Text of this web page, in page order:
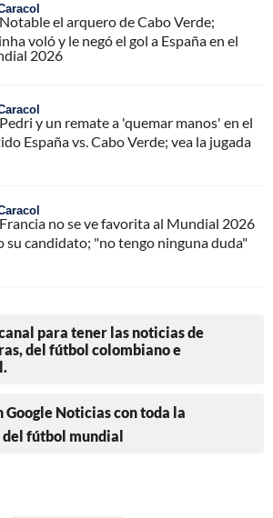
Notable el arquero de Cabo Verde;
voló y le negó el gol a España en el
2026
Pedri y un remate a 'quemar manos' en el
España vs. Cabo Verde; vea la jugada
Francia no se ve favorita al Mundial 2026
su candidato; "no tengo ninguna duda"
para tener las noticias de
del fútbol colombiano e
Google Noticias con toda la
fútbol mundial